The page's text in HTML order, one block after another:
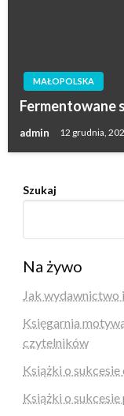
MAŁOPOLSKA
Fermentowane
admin 12 grudnia,
Szukaj
Na żywo
Jak wydawnictwo
Księgarnia
czytelników
Książki o
Książki o